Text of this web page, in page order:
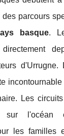
parcours
basque.
directement
Les
sur l'océan
les familles